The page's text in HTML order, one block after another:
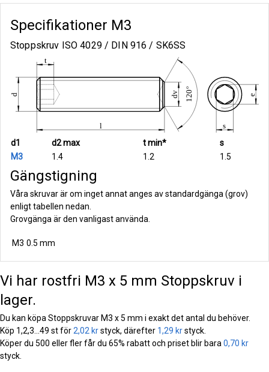
Specifikationer M3
Stoppskruv ISO 4029 / DIN 916 / SK6SS
d1 d2 max t min*
s
M3
1.4 1.2 1.5
Gängstigning
Våra skruvar är om inget annat anges av standardgänga (grov)
enligt tabellen nedan.
Grovgänga är den vanligast använda.
M3 0.5 mm
Vi har rostfri M3 x 5 mm Stoppskruv i
lager.
Du kan köpa Stoppskruvar M3 x 5 mm i exakt det antal du behöver.
Köp 1,2,3...49 st för2,02 krstyck, därefter 1,29 krstyck.
Köper du 500 eller fler får du 65% rabatt och priset blir bara 0,70 kr
styck.